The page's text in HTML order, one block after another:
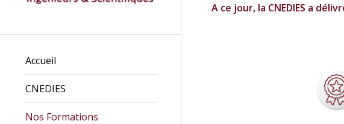
Accueil
CNEDIES
Nos Formations
A ce jour, la CNEDIES a